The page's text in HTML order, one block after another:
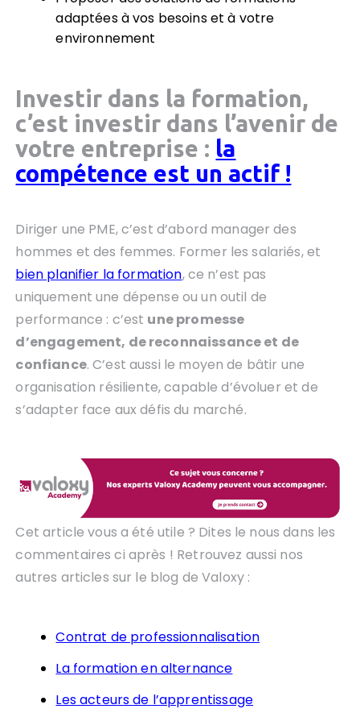
adaptées à vos besoins et à votre
environnement
Investir dans la formation,
c’est investir dans l’avenir de
votre entreprise : la
compétence est un actif !
Diriger une PME, c’est d’abord manager des
hommes et des femmes. Former les salariés, et
bien planifier la formation, ce n’est pas
uniquement une dépense ou un outil de
performance : c’est une promesse
d’engagement, de reconnaissance et de
confiance. C’est aussi le moyen de bâtir une
organisation résiliente, capable d’évoluer et de
s’adapter face aux défis du marché.
Cet article vous a été utile ? Dites le nous dans les
commentaires ci après ! Retrouvez aussi nos
autres articles sur le blog de Valoxy :
Contrat de professionnalisation
La formation en alternance
Les acteurs de l’apprentissage